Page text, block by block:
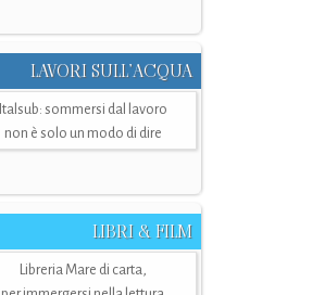
LAVORI SULL’ACQUA
Italsub: sommersi dal lavoro
non è solo un modo di dire
LIBRI & FILM
Libreria Mare di carta,